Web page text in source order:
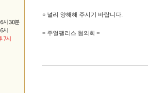
○ 널리 양해해 주시기 바랍니다.
= 주얼팰리스 협의회 =